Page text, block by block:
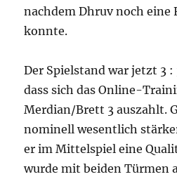
nachdem Dhruv noch eine
konnte.
Der Spielstand war jetzt 3 :
dass sich das Online-
Merdian/Brett 3 auszahlt.
nominell wesentlich
er im Mittelspiel eine
wurde mit beiden Türmen